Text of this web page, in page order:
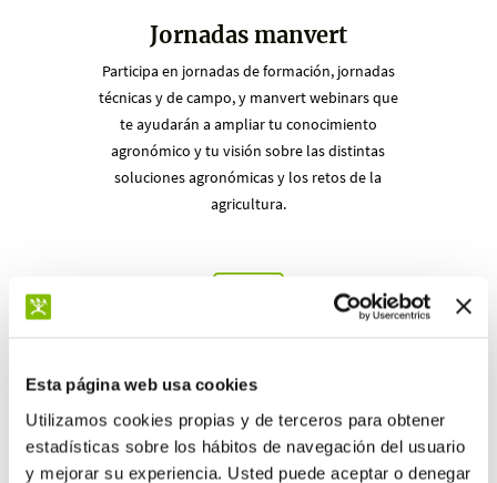
Esta página web usa cookies
Utilizamos cookies propias y de terceros para obtener
estadísticas sobre los hábitos de navegación del usuario
y mejorar su experiencia. Usted puede aceptar o denegar
Jornadas manvert
Participa en jornadas de formación, jornadas
técnicas y de campo, y manvert webinars que
te ayudarán a ampliar tu conocimiento
agronómico y tu visión sobre las distintas
soluciones agronómicas y los retos de la
agricultura.
Material técnico de soporte
Recibe material técnico de soporte en
exclusiva para sacar el máximo partido de los
productos manvert.